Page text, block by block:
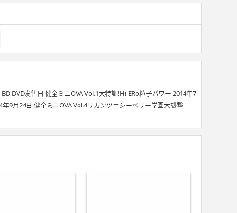
DVD发售日 健全ミニOVA Vol.1大特訓!Hi-ERo粒子パワー 2014年7
9月24日 健全ミニOVA Vol.4リカンツ＝シーベリー学園大襲撃